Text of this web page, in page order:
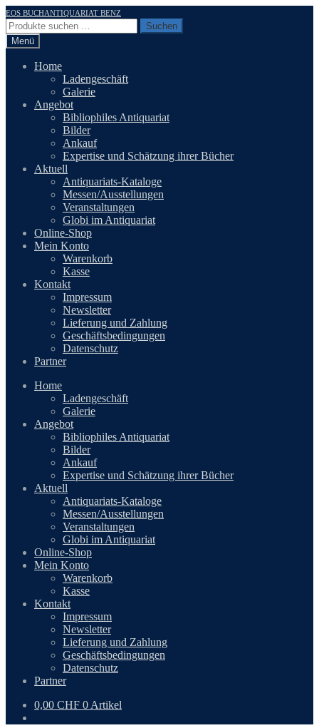
Zur
Navigation
springen
Zum
Inhalt
springen
EOS BUCHANTIQUARIAT BENZ
Suchen
nach:
Suchen
Menü
Home
Ladengeschäft
Galerie
Angebot
Bibliophiles Antiquariat
Bilder
Ankauf
Expertise und Schätzung ihrer Bücher
Aktuell
Antiquariats-Kataloge
Messen/Ausstellungen
Veranstaltungen
Globi im Antiquariat
Online-Shop
Mein Konto
Warenkorb
Kasse
Kontakt
Impressum
Newsletter
Lieferung und Zahlung
Geschäftsbedingungen
Datenschutz
Partner
Home
Ladengeschäft
Galerie
Angebot
Bibliophiles Antiquariat
Bilder
Ankauf
Expertise und Schätzung ihrer Bücher
Aktuell
Antiquariats-Kataloge
Messen/Ausstellungen
Veranstaltungen
Globi im Antiquariat
Online-Shop
Mein Konto
Warenkorb
Kasse
Kontakt
Impressum
Newsletter
Lieferung und Zahlung
Geschäftsbedingungen
Datenschutz
Partner
0,00 CHF 0 Artikel